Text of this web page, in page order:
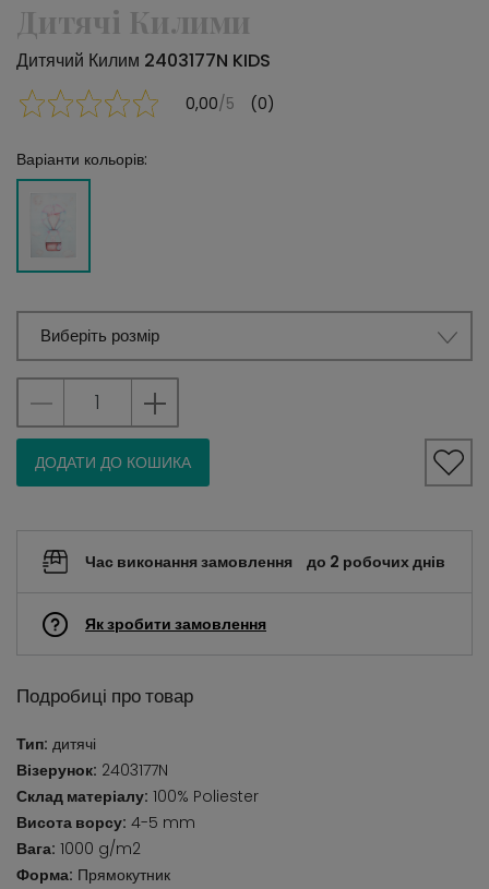
Дитячі Килими
Дитячий Килим 2403177N KIDS
0,00/5 (0)
Варіанти кольорів:
Виберіть розмір
ДОДАТИ ДО КОШИКА
Час виконання замовлення до 2 робочих днів
Як зробити замовлення
Подробиці про товар
Тип: дитячі
Візерунок: 2403177N
Склад матеріалу: 100% Poliester
Висота ворсу: 4-5 mm
Вага: 1000 g/m2
Форма: Прямокутник